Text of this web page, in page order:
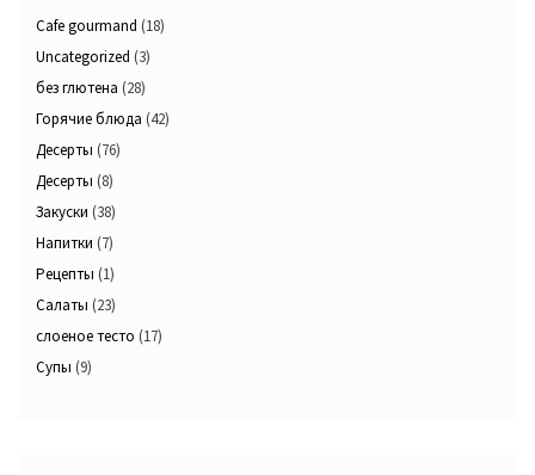
Cafe gourmand (18)
Uncategorized (3)
без глютена (28)
Горячие блюда (42)
Десерты (76)
Десерты (8)
Закуски (38)
Напитки (7)
Рецепты (1)
Салаты (23)
слоеное тесто (17)
Супы (9)